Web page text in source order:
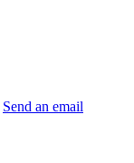
Send an email